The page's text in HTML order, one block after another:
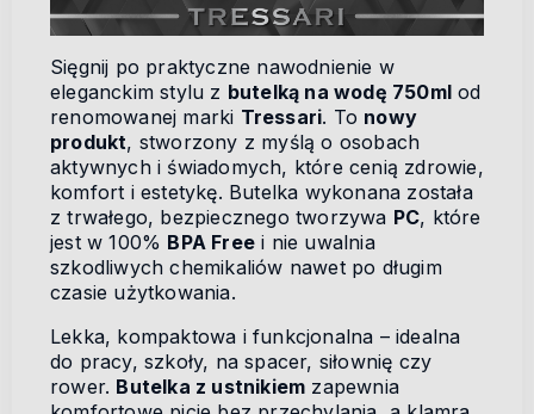
Sięgnij po praktyczne nawodnienie w
eleganckim stylu z butelką na wodę 750ml od
renomowanej marki Tressari. To nowy
produkt, stworzony z myślą o osobach
aktywnych i świadomych, które cenią zdrowie,
komfort i estetykę. Butelka wykonana została
z trwałego, bezpiecznego tworzywa PC, które
jest w 100% BPA Free i nie uwalnia
szkodliwych chemikaliów nawet po długim
czasie użytkowania.
Lekka, kompaktowa i funkcjonalna – idealna
do pracy, szkoły, na spacer, siłownię czy
rower. Butelka z ustnikiem zapewnia